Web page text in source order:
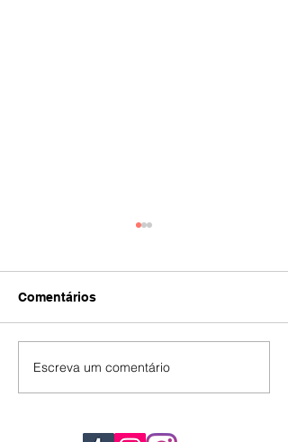
IA
Comentários
Escreva um comentário